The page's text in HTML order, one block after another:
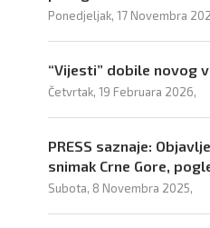
Ponedjeljak, 17 Novembra
“Vijesti” dobile novog
Četvrtak, 19 Februara 2026,
PRESS saznaje:
snimak Crne Gore,
Subota, 8 Novembra 2025,